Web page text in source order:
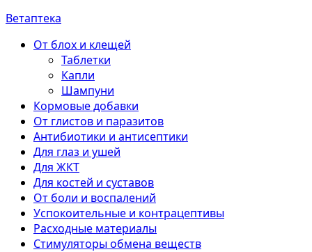
Ветаптека
От блох и клещей
Таблетки
Капли
Шампуни
Кормовые добавки
От глистов и паразитов
Антибиотики и антисептики
Для глаз и ушей
Для ЖКТ
Для костей и суставов
От боли и воспалений
Успокоительные и контрацептивы
Расходные материалы
Стимуляторы обмена веществ